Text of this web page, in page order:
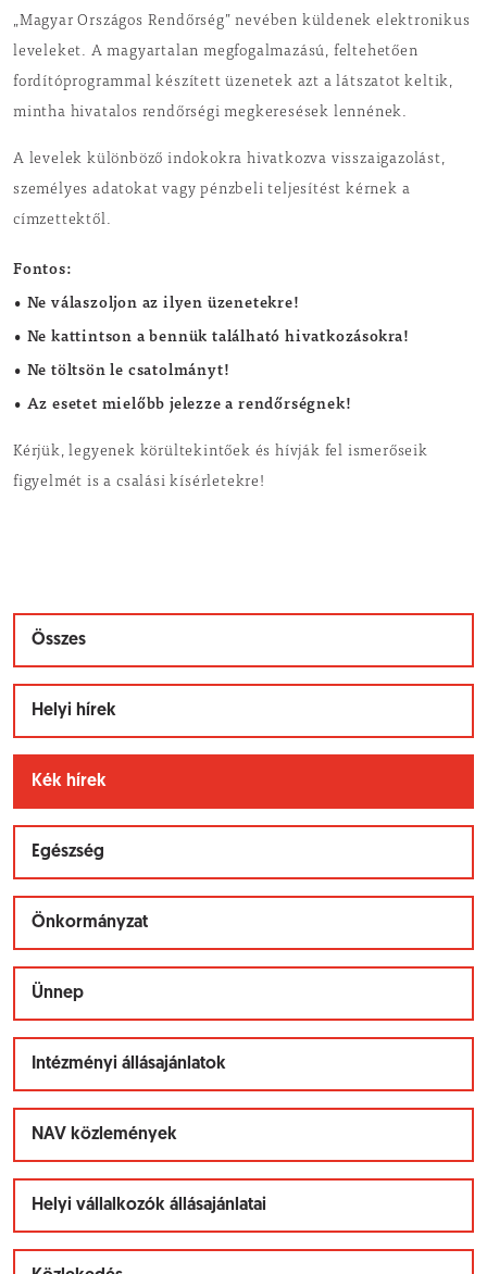
„Magyar Országos Rendőrség” nevében küldenek elektronikus
leveleket. A magyartalan megfogalmazású, feltehetően
fordítóprogrammal készített üzenetek azt a látszatot keltik,
mintha hivatalos rendőrségi megkeresések lennének.
A levelek különböző indokokra hivatkozva visszaigazolást,
személyes adatokat vagy pénzbeli teljesítést kérnek a
címzettektől.
Fontos:
• Ne válaszoljon az ilyen üzenetekre!
• Ne kattintson a bennük található hivatkozásokra!
• Ne töltsön le csatolmányt!
• Az esetet mielőbb jelezze a rendőrségnek!
Kérjük, legyenek körültekintőek és hívják fel ismerőseik
figyelmét is a csalási kísérletekre!
Összes
Helyi hírek
Kék hírek
Egészség
Önkormányzat
Ünnep
Intézményi állásajánlatok
NAV közlemények
Helyi vállalkozók állásajánlatai